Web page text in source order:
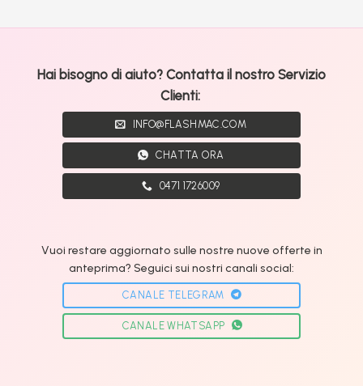
Hai bisogno di aiuto? Contatta il nostro Servizio
Clienti:
INFO@FLASHMAC.COM
CHATTA ORA
0471 1726009
Vuoi restare aggiornato sulle nostre nuove offerte in
anteprima? Seguici sui nostri canali social:
CANALE TELEGRAM
CANALE WHATSAPP